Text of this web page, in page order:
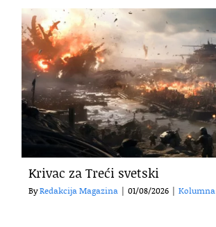
Krivac za Treći svetski
ByRedakcija Magazina | 01/08/2026 | Kolumna